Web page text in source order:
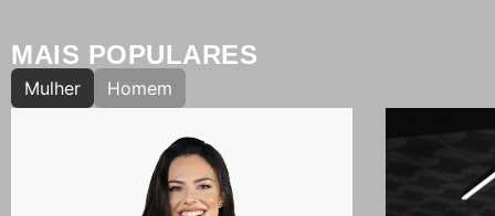
MAIS POPULARES
Mulher Homem